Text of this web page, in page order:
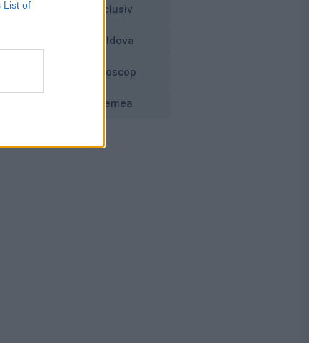
List of
Exclusiv
Moldova
Horoscop
Vremea